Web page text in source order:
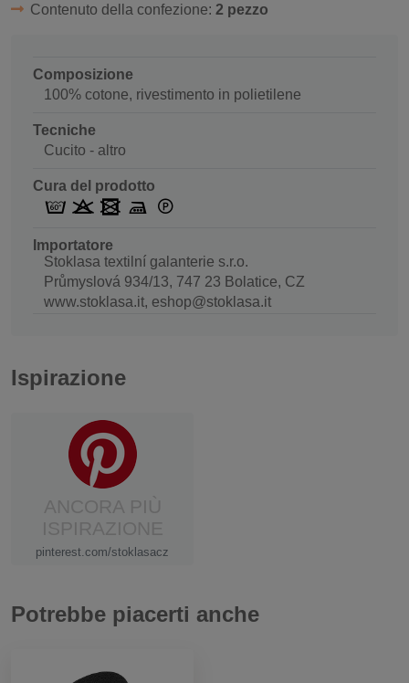
Contenuto della confezione: 2 pezzo
Composizione
100% cotone, rivestimento in polietilene
Tecniche
Cucito - altro
Cura del prodotto
Importatore
Stoklasa textilní galanterie s.r.o.
Průmyslová 934/13, 747 23 Bolatice, CZ
www.stoklasa.it, eshop@stoklasa.it
Ispirazione
pinterest.com/stoklasacz
Potrebbe piacerti anche